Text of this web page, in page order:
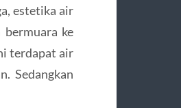
estetika air
ke
terdapat air
Sedangkan